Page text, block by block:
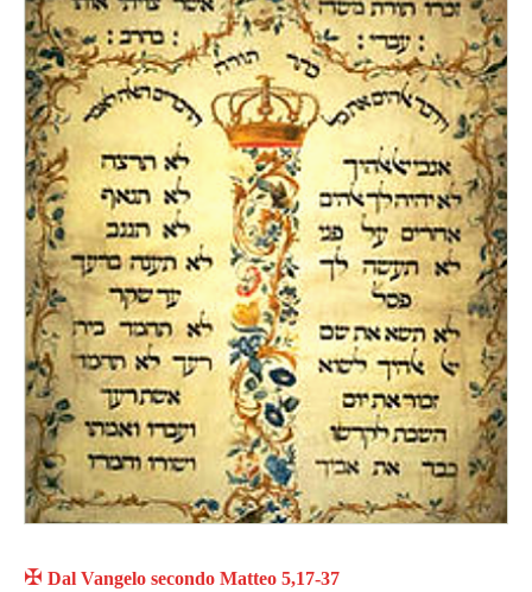
✠ Dal Vangelo secondo Matteo 5,17-37